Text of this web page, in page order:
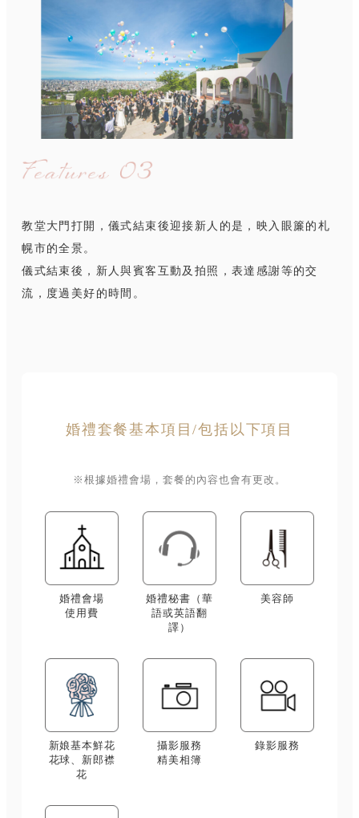
教堂大門打開，儀式結束後迎接新人的是，映入眼簾的札
幌市的全景。
儀式結束後，新人與賓客互動及拍照，表達感謝等的交
流，度過美好的時間。
婚禮套餐基本項目/包括以下項目
※根據婚禮會場，套餐的內容也會有更改。
婚禮會場
使用費
婚禮秘書（華
語或英語翻
譯）
美容師
新娘基本鮮花
花球、新郎襟
花
攝影服務
精美相簿
錄影服務